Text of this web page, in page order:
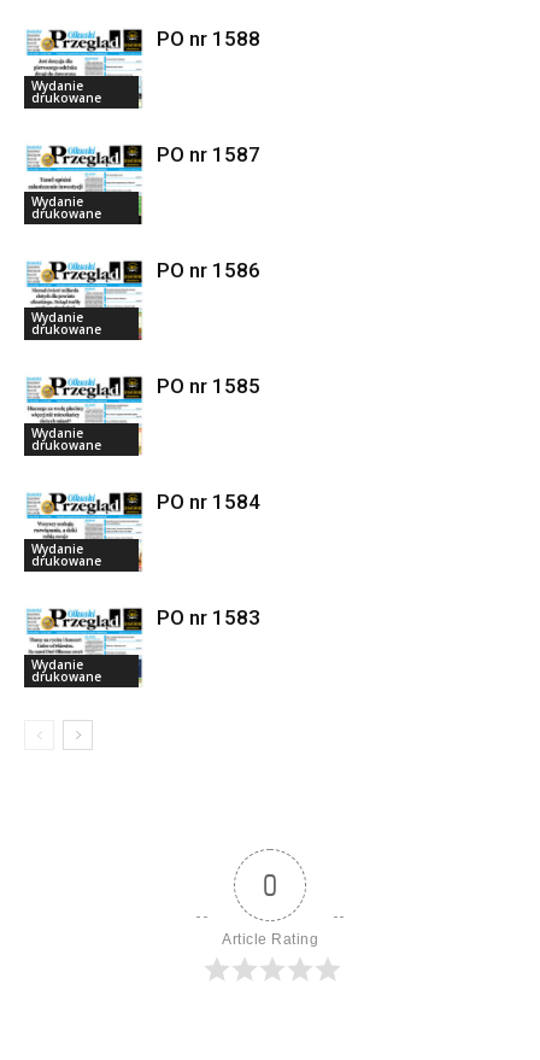
Wydanie
drukowane
PO nr 1588
Wydanie
drukowane
PO nr 1587
Wydanie
drukowane
PO nr 1586
Wydanie
drukowane
PO nr 1585
Wydanie
drukowane
PO nr 1584
Wydanie
drukowane
PO nr 1583
0
Article Rating